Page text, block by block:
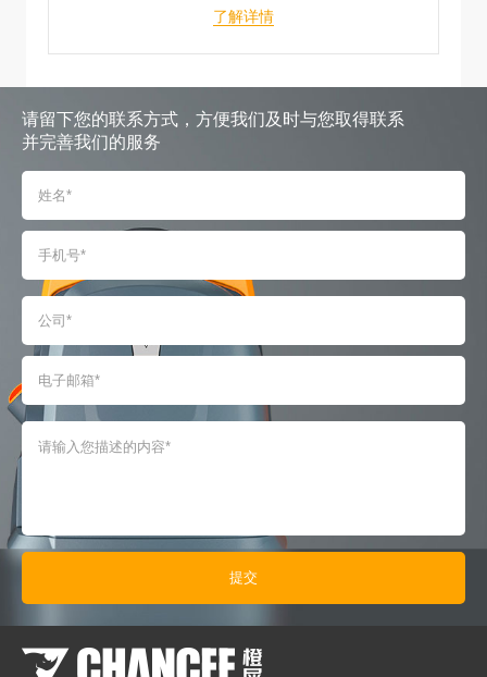
了解详情
请留下您的联系方式，方便我们及时与您取得联系
并完善我们的服务